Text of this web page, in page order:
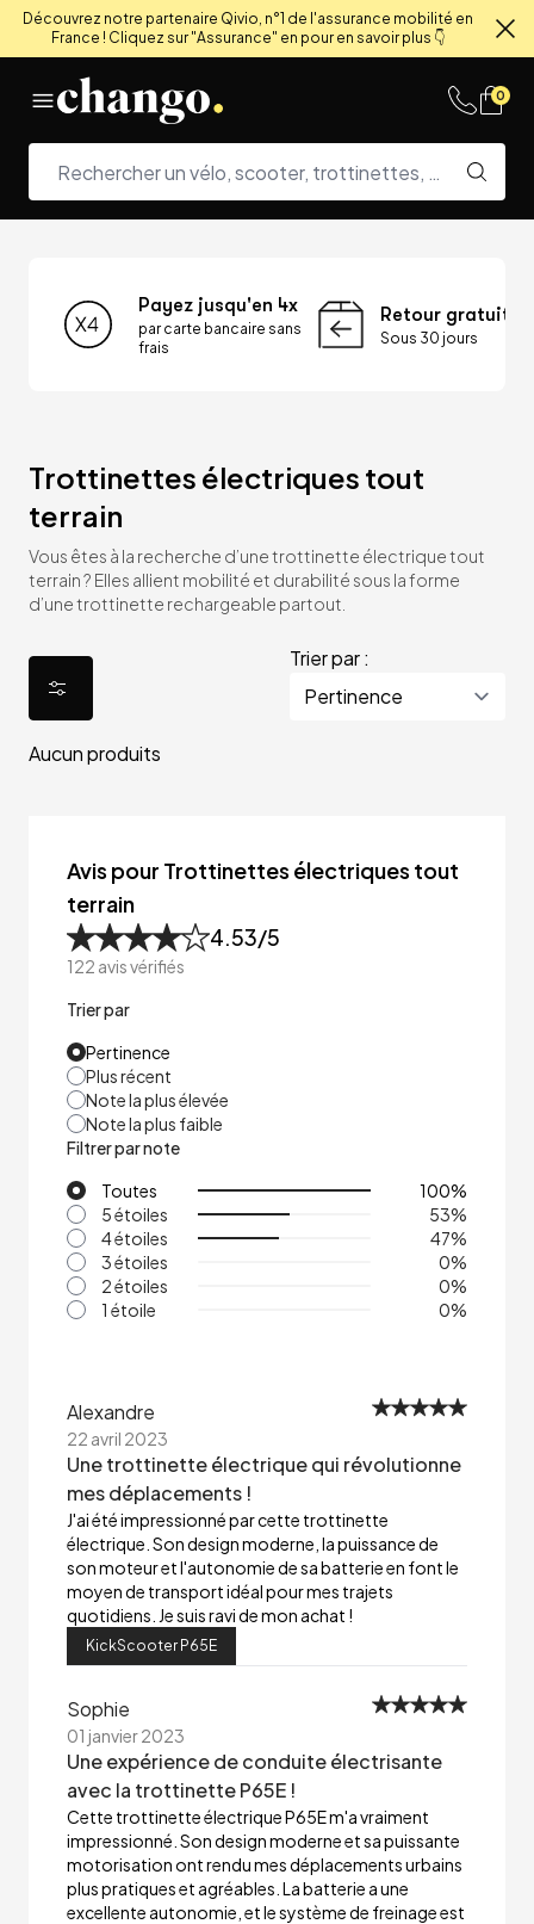
Découvrez notre partenaire Qivio, n°1 de l'assurance mobilité en
France ! Cliquez sur "Assurance" en pour en savoir plus 👇
0
Payez jusqu'en 4x
par carte bancaire sans
frais
Retour gratuit
Sous 30 jours
Trottinettes électriques tout
terrain
Vous êtes à la recherche d’une trottinette électrique tout
terrain ? Elles allient mobilité et durabilité sous la forme
d’une trottinette rechargeable partout.
Trier par :
Aucun produits
Avis pour Trottinettes électriques tout
terrain
4.53/5
122 avis vérifiés
Trier par
Pertinence
Plus récent
Note la plus élevée
Note la plus faible
Filtrer par note
Toutes
100%
5 étoiles
53%
4 étoiles
47%
3 étoiles
0%
2 étoiles
0%
1 étoile
0%
Alexandre
22 avril 2023
Une trottinette électrique qui révolutionne
mes déplacements !
J'ai été impressionné par cette trottinette
électrique. Son design moderne, la puissance de
son moteur et l'autonomie de sa batterie en font le
moyen de transport idéal pour mes trajets
quotidiens. Je suis ravi de mon achat !
KickScooter P65E
Sophie
01 janvier 2023
Une expérience de conduite électrisante
avec la trottinette P65E !
Cette trottinette électrique P65E m'a vraiment
impressionné. Son design moderne et sa puissante
motorisation ont rendu mes déplacements urbains
plus pratiques et agréables. La batterie a une
excellente autonomie, et le système de freinage est